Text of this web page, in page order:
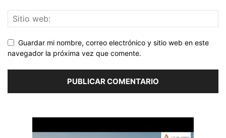
Guardar mi nombre, correo electrónico y sitio web en este
navegador la próxima vez que comente.